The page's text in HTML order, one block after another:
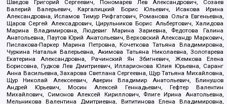
Шведов Григорий Сергеевич, Пономарев Лев Александрович, Созаев
Валерий Валерьевич, Каргалицкий Борис Юльевич, Исакова Ирина
Александровна, Исламов Тимур Рифгатович, Романова Ольга Евгеньевна,
Щаров Сергей Алексадрович, Цирульников Борис Альбертович, Халидова
Марина Владимировна, Людевиг Марина Зариевна, Федотова Галина
Анатольевна, Паутов Юрий Анатольевич, Верховский Александр Маркович,
Пислакова-Паркер Марина Петровна, Кочеткова Татьяна Владимировна,
Чуркина Наталья Валерьевна, Акимова Татьяна Николаевна, Золотарева
Екатерина Александровна, Рачинский Ян Збигневич, Жемкова Елена
Борисовна, Гудков Лев Дмитриевич, Илларионова Юлия Юрьевна, Саранг
Анна Васильевна, Захарова Светлана Сергеевна, Щур Татьяна Михайловна,
Щур Николай Алексеевич, Аверин Владимир Анатольевич, Блинушов
Андрей Юрьевич, Мосин Алексей Геннадьевич, Гефтер Валентин
Михайлович, Симонов Алексей Кириллович, Флиге Ирина Анатольевна,
Мельникова Валентина Дмитриевна, Вититинова Елена Владимировна,